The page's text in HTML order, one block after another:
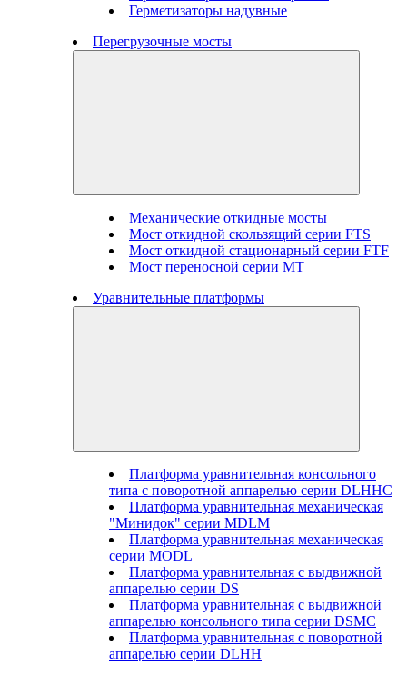
Герметизаторы надувные
Перегрузочные мосты
Механические откидные мосты
Мост откидной скользящий серии FTS
Мост откидной стационарный серии FTF
Мост переносной серии MT
Уравнительные платформы
Платформа уравнительная консольного
типа с поворотной аппарелью серии DLHHC
Платформа уравнительная механическая
"Минидок" серии MDLM
Платформа уравнительная механическая
серии MODL
Платформа уравнительная с выдвижной
аппарелью серии DS
Платформа уравнительная с выдвижной
аппарелью консольного типа серии DSMC
Платформа уравнительная с поворотной
аппарелью серии DLHH